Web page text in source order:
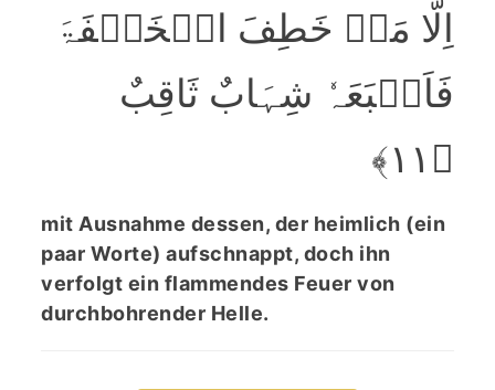
اِلَّا مَنۡ خَطِفَ الۡخَطۡفَۃَ
فَاَتۡبَعَہٗ شِہَابٌ ثَاقِبٌ
﴿۱۱﴾
mit Ausnahme dessen, der heimlich (ein
paar Worte) aufschnappt, doch ihn
verfolgt ein flammendes Feuer von
durchbohrender Helle.